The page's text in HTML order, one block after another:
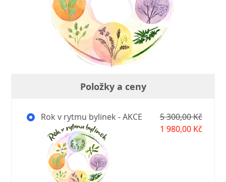
Položky a ceny
Rok v rytmu bylinek - AKCE
5 300,00 Kč
1 980,00 Kč